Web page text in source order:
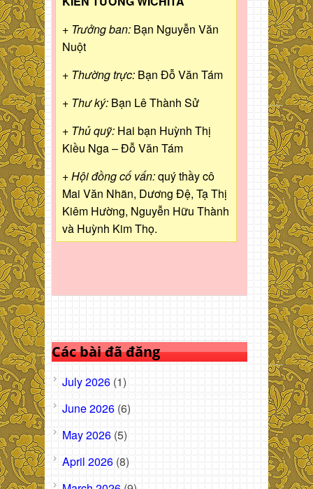
+ Trưởng ban: Bạn Nguyễn Văn
Nuột
+ Thường trực: Bạn Đỗ Văn Tám
+ Thư ký: Bạn Lê Thành Sử
+ Thủ quỹ: Hai bạn Huỳnh Thị
Kiều Nga – Đỗ Văn Tám
+ Hội đồng cố vấn:quý thầy cô
Mai Văn Nhãn, Dương Đệ, Tạ Thị
Kiêm Hường, Nguyễn Hữu Thành
và Huỳnh Kim Thọ.
Các bài đã đăng
July 2026 (1)
June 2026 (6)
May 2026 (5)
April 2026 (8)